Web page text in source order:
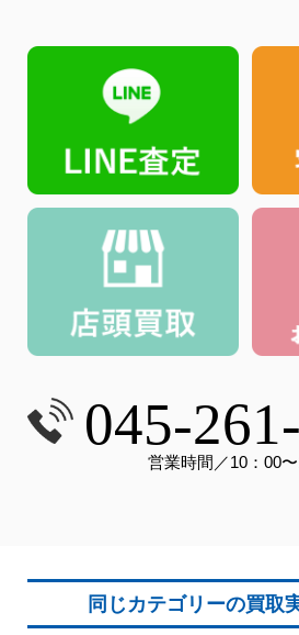
045-
営業時間／10：00
同じカテゴリーの買取